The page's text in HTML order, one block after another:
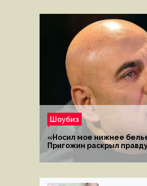
Шоубиз
«Носил мое нижнее
Пригожин раскрыл
с мужем своей экс-жены